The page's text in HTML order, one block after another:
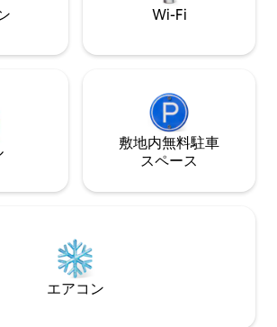
Wi-Fi
敷地内無料駐⁠車
ス⁠ペ⁠ー⁠ス
エアコン